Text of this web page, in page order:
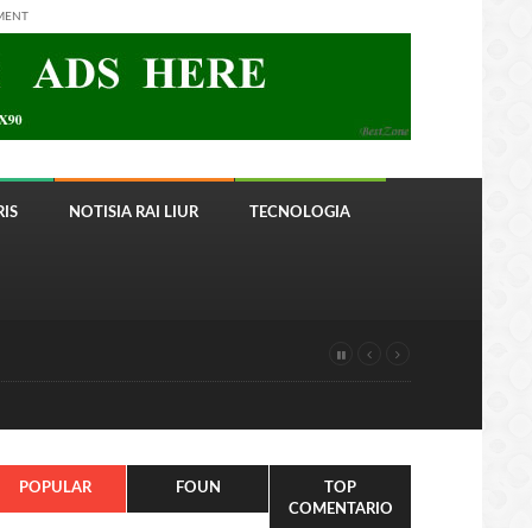
NOTISIA RAI LIUR TECNOLOGIA
POPULAR FOUN
TOP
COMENTARIO